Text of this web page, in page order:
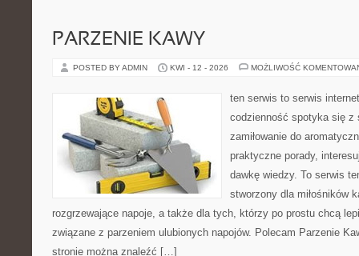
PARZENIE KAWY
POSTED BY ADMIN KWI - 12 - 2026 MOŻLIWOŚĆ
ten serwis to serwis
codzienność spotyka się z
zamiłowanie do
praktyczne porady,
dawkę wiedzy. To serwis
stworzony dla miłośników
rozgrzewające napoje, a także dla tych, którzy po prostu chcą
związane z parzeniem ulubionych napojów. Polecam Parzenie
stronie można znaleźć […]